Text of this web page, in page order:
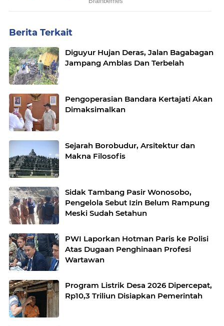
Berita Terkait
Diguyur Hujan Deras, Jalan Bagabagan
Jampang Amblas Dan Terbelah
Pengoperasian Bandara Kertajati Akan
Dimaksimalkan
Sejarah Borobudur, Arsitektur dan
Makna Filosofis
Sidak Tambang Pasir Wonosobo,
Pengelola Sebut Izin Belum Rampung
Meski Sudah Setahun
PWI Laporkan Hotman Paris ke Polisi
Atas Dugaan Penghinaan Profesi
Wartawan
Program Listrik Desa 2026 Dipercepat,
Rp10,3 Triliun Disiapkan Pemerintah